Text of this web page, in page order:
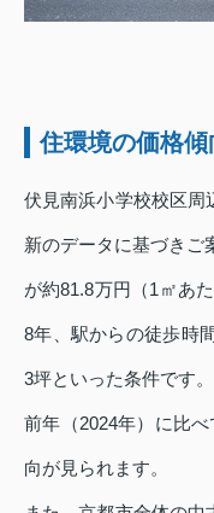
住環境の価格
伏見南浜小学校校区周
新のデータに基づきご
が約81.8万円（1㎡あ
8年、駅からの徒歩時
3坪といった条件です
前年（2024年）に比
向が見られます。